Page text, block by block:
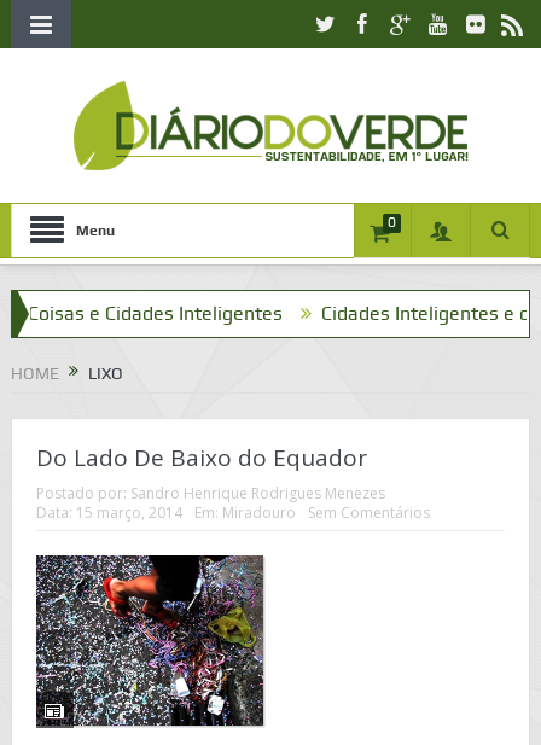
Menu 0
e Cidades Inteligentes Cidades Inteligentes e o que
HOME LIXO
Do Lado De Baixo do Equador
Postado por: Sandro Henrique Rodrigues Menezes
Data: 15 março, 2014 Em: Miradouro Sem Comentários